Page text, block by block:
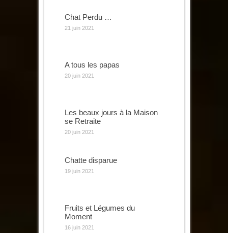
Chat Perdu …
21 juin 2021
A tous les papas
20 juin 2021
Les beaux jours à la Maison
se Retraite
20 juin 2021
Chatte disparue
19 juin 2021
Fruits et Légumes du
Moment
16 juin 2021